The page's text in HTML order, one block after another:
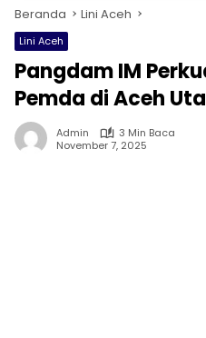
Beranda Lini Aceh
Lini Aceh
Pangdam IM
Pemda di Aceh
Admin
3 Min Baca
November 7, 2025